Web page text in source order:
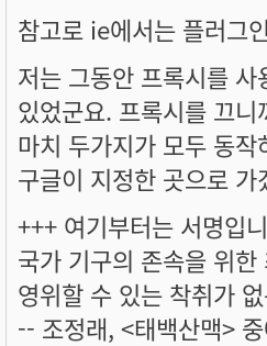
참고로 ie에서는 플러그
저는 그동안 프록시를
있었군요. 프록시를 끄
마치 두가지가 모두 동
구글이 지정한 곳으로 가
+++ 여기부터는 서명입
국가 기구의 존속을 위
영위할 수 있는 착취가
-- 조정래, <태백산맥>